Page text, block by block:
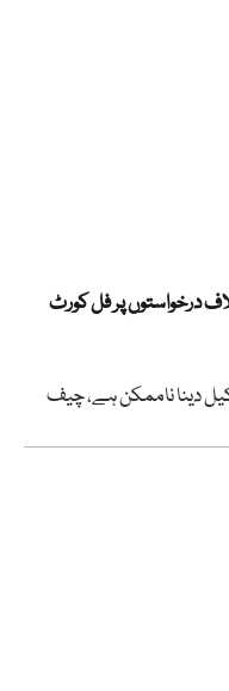
درخواستوں پر فل کورٹ
دینا ناممکن ہے، چیف